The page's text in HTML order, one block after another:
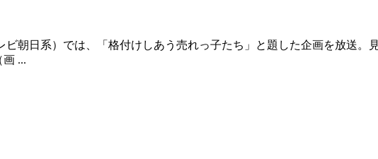
ビ朝日系）では、「格付けしあう売れっ子たち」と題した企画を放送
...